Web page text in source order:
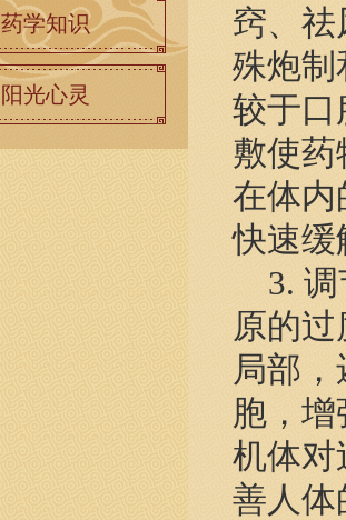
窍、
殊炮制
较于口
敷使
在体内
快速缓
3. 调
原的
局部
胞，
机体对
善人体
药学知识
阳光心灵